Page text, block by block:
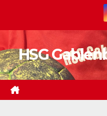
springen
HSG